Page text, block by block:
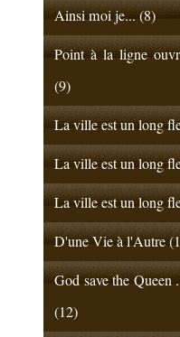
Ainsi moi je... (8)
Point à la ligne
(9)
La ville est un long
La ville est un long
La ville est un long
D'une Vie à l'Autre
God save the Queen
(12)